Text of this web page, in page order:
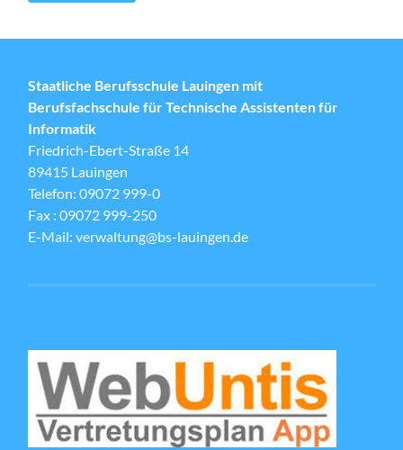
Staatliche Berufsschule Lauingen mit
Berufsfachschule für Technische Assistenten für
Informatik
Friedrich-Ebert-Straße 14
89415 Lauingen
Telefon: 09072 999-0
Fax : 09072 999-250
E-Mail: verwaltung@bs-lauingen.de